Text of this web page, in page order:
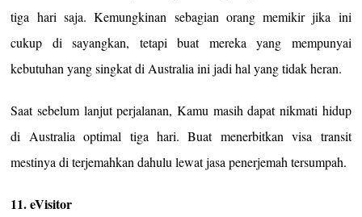
tiga hari saja. Kemungkinan sebagian orang memikir jika ini
cukup di sayangkan, tetapi buat mereka yang mempunyai
kebutuhan yang singkat di Australia ini jadi hal yang tidak heran.
Saat sebelum lanjut perjalanan, Kamu masih dapat nikmati hidup
di Australia optimal tiga hari. Buat menerbitkan visa transit
mestinya di terjemahkan dahulu lewat jasa penerjemah tersumpah.
11. eVisitor